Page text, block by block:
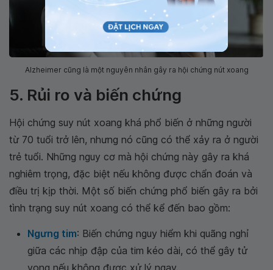
Alzheimer cũng là một nguyên nhân gây ra hội chứng nút xoang
5. Rủi ro và biến chứng
Hội chứng suy nút xoang khá phổ biến ở những người
từ 70 tuổi trở lên, nhưng nó cũng có thể xảy ra ở người
trẻ tuổi. Những nguy cơ mà hội chứng này gây ra khá
nghiêm trọng, đặc biệt nếu không được chẩn đoán và
điều trị kịp thời. Một số biến chứng phổ biến gây ra bởi
tình trạng suy nút xoang có thể kể đến bao gồm:
Ngưng tim: Biến chứng nguy hiểm khi quãng nghỉ
giữa các nhịp đập của tim kéo dài, có thể gây tử
vong nếu không được xử lý ngay.